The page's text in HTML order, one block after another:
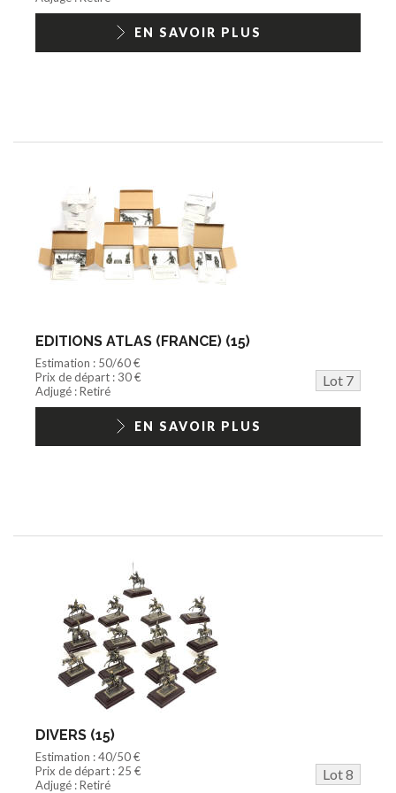
EN SAVOIR PLUS
EDITIONS ATLAS (FRANCE) (15)
Estimation : 50/60 €
Prix de départ : 30 €
Lot 7
Adjugé : Retiré
EN SAVOIR PLUS
DIVERS (15)
Estimation : 40/50 €
Prix de départ : 25 €
Lot 8
Adjugé : Retiré